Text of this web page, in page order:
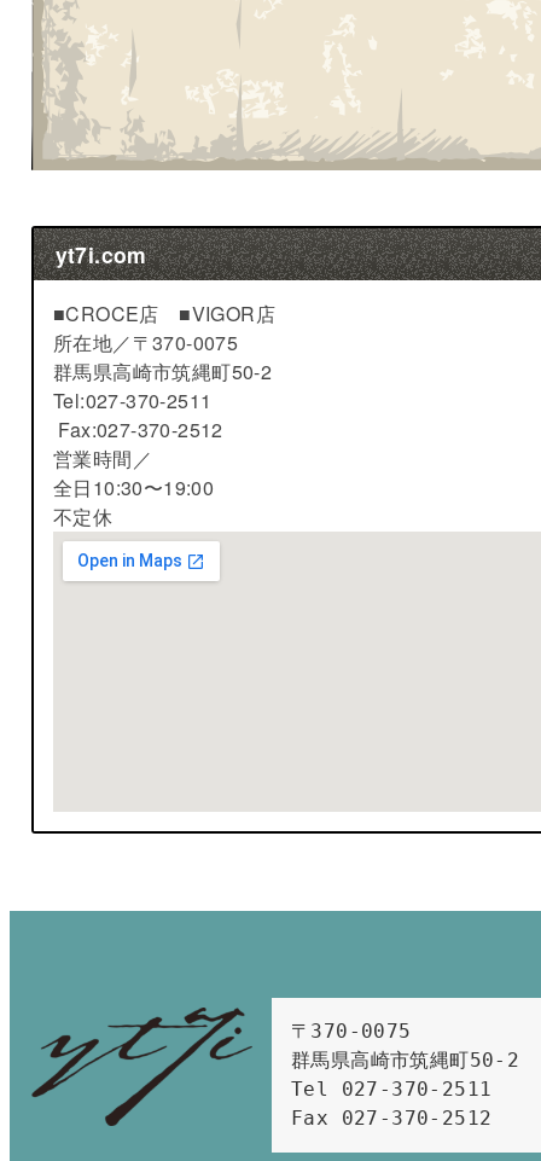
yt7i.com
■CROCE店 ■VIGOR店
所在地／〒370-0075
群馬県高崎市筑縄町50-2
Tel:027-370-2511
Fax:027-370-2512
営業時間／
全日10:30〜19:00
不定休
〒370-0075
群馬県高崎市筑縄町50-2
Tel 027-370-2511
Fax 027-370-2512